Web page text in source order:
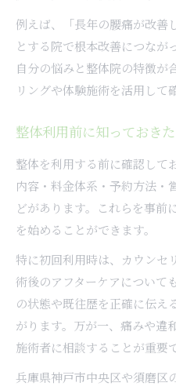
例えば、「長年の腰痛が改善
とする院で根本改善につなが
自分の悩みと整体院の特徴が
リングや体験施術を活用して
整体利用前に知っておき
整体を利用する前に確認して
内容・料金体系・予約方法・
どがあります。これらを事前
を始めることができます。
特に初回利用時は、カウンセ
術後のアフターケアについて
の状態や既往歴を正確に伝え
がります。万が一、痛みや違
施術者に相談することが重要で
兵庫県神戸市中央区や須磨区